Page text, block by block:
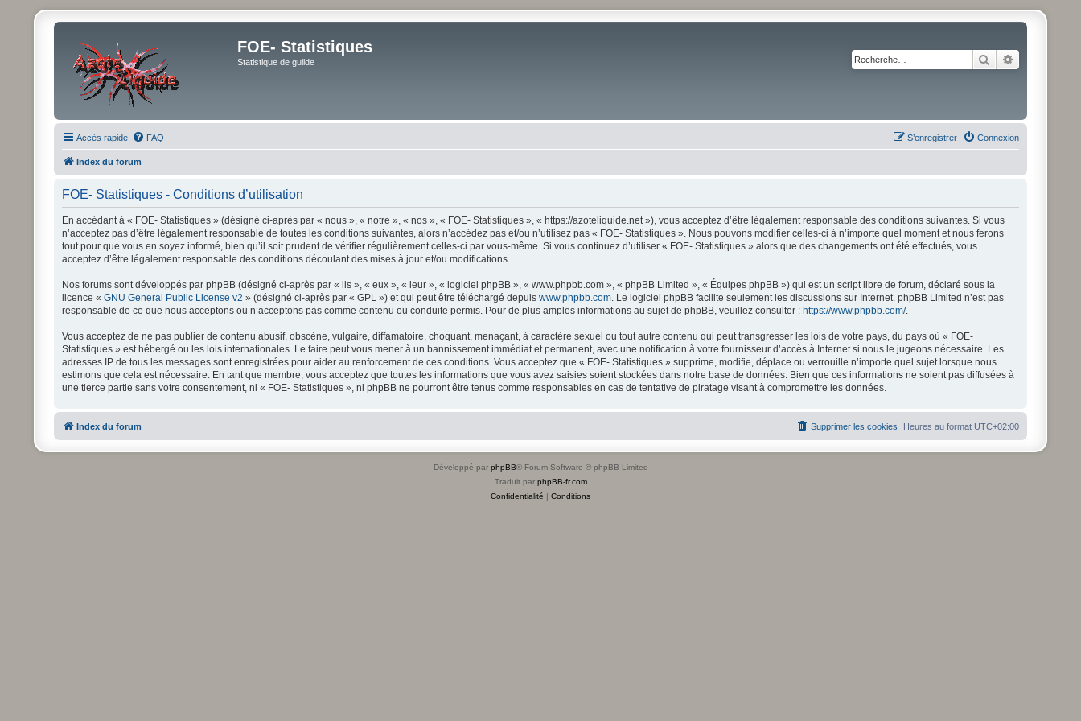
FOE- Statistiques
Statistique de guilde Rechercher
Accès rapide FAQ Connexion
S’enregistrer
Index du forum
FOE- Statistiques - Conditions d’utilisation
En accédant à « FOE- Statistiques » (désigné ci-après par « nous », « notre », « nos », « FOE- Statistiques », « https://azoteliquide.net »), vous acceptez d’être légalement responsable des conditions suivantes. Si vous
n’acceptez pas d’être légalement responsable de toutes les conditions suivantes, alors n’accédez pas et/ou n’utilisez pas « FOE- Statistiques ». Nous pouvons modifier celles-ci à n’importe quel moment et nous ferons
tout pour que vous en soyez informé, bien qu’il soit prudent de vérifier régulièrement celles-ci par vous-même. Si vous continuez d’utiliser « FOE- Statistiques » alors que des changements ont été effectués, vous
acceptez d’être légalement responsable des conditions découlant des mises à jour et/ou modifications.
Nos forums sont développés par phpBB (désigné ci-après par « ils », « eux », « leur », « logiciel phpBB », « www.phpbb.com », « phpBB Limited », « Équipes phpBB ») qui est un script libre de forum, déclaré sous la
licence «GNU General Public License v2 » (désigné ci-après par « GPL ») et qui peut être téléchargé depuiswww.phpbb.com. Le logiciel phpBB facilite seulement les discussions sur Internet. phpBB Limited n’est pas
responsable de ce que nous acceptons ou n’acceptons pas comme contenu ou conduite permis. Pour de plus amples informations au sujet de phpBB, veuillez consulter : https://www.phpbb.com/.
Vous acceptez de ne pas publier de contenu abusif, obscène, vulgaire, diffamatoire, choquant, menaçant, à caractère sexuel ou tout autre contenu qui peut transgresser les lois de votre pays, du pays où « FOE-
Statistiques » est hébergé ou les lois internationales. Le faire peut vous mener à un bannissement immédiat et permanent, avec une notification à votre fournisseur d’accès à Internet si nous le jugeons nécessaire. Les
adresses IP de tous les messages sont enregistrées pour aider au renforcement de ces conditions. Vous acceptez que « FOE- Statistiques » supprime, modifie, déplace ou verrouille n’importe quel sujet lorsque nous
estimons que cela est nécessaire. En tant que membre, vous acceptez que toutes les informations que vous avez saisies soient stockées dans notre base de données. Bien que ces informations ne soient pas diffusées à
une tierce partie sans votre consentement, ni « FOE- Statistiques », ni phpBB ne pourront être tenus comme responsables en cas de tentative de piratage visant à compromettre les données.
Index du forum Heures au format UTC+02:00
Supprimer les cookies
Développé par phpBB® Forum Software © phpBB Limited
Traduit par phpBB-fr.com
Confidentialité | Conditions